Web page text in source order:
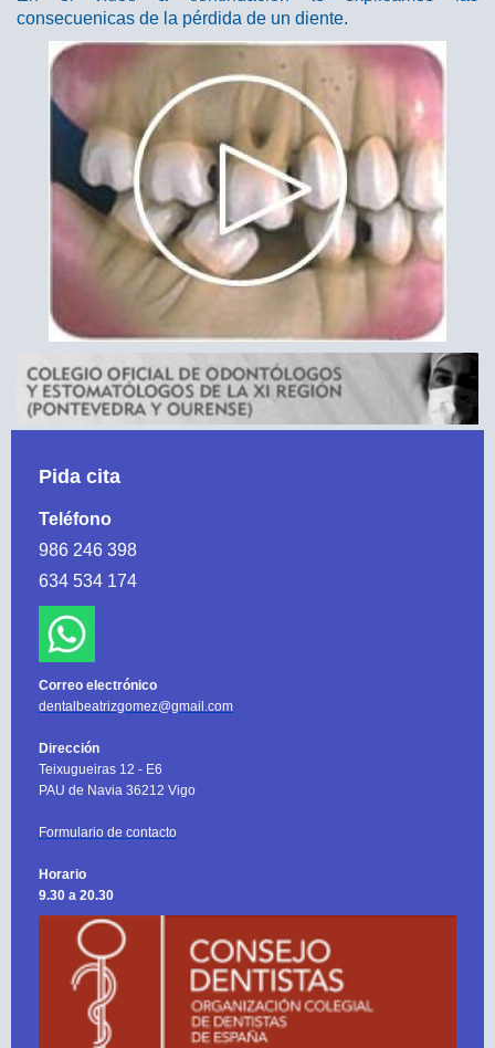
consecuenicas de la pérdida de un diente.
Pida cita
Teléfono
986 246 398
634 534 174
Correo electrónico
dentalbeatrizgomez@gmail.com
Dirección
Teixugueiras 12 - E6
PAU de Navia 36212 Vigo
Formulario de contacto
Horario
9.30 a 20.30